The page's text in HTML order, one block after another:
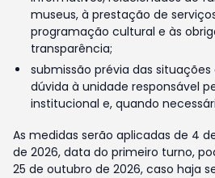
museus, à prestação de
programação cultural e às
transparência;
submissão prévia das
dúvida à unidade responsável
institucional e, quando
As medidas serão aplicadas de 4
de 2026, data do primeiro turno,
25 de outubro de 2026, caso haja